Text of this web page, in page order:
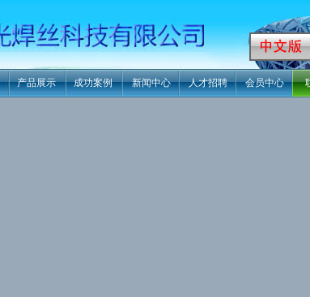
产品展示 成功案例 新闻中心 人才招聘 会员中心